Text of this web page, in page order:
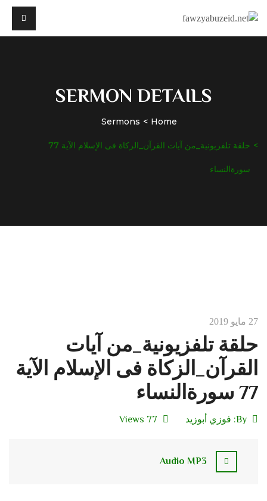
SERMON DETAILS
Home
Sermons
حلقة تلفزيونية_من آيات القرآن_الزكاة فى الإسلام الآية 77
سورةالنساء
27 مايو 2019
حلقة تلفزيونية_من آيات
القرآن_الزكاة فى الإسلام الآية
77 سورةالنساء
By: فوزي أبوزيد 77 Views
Audio MP3